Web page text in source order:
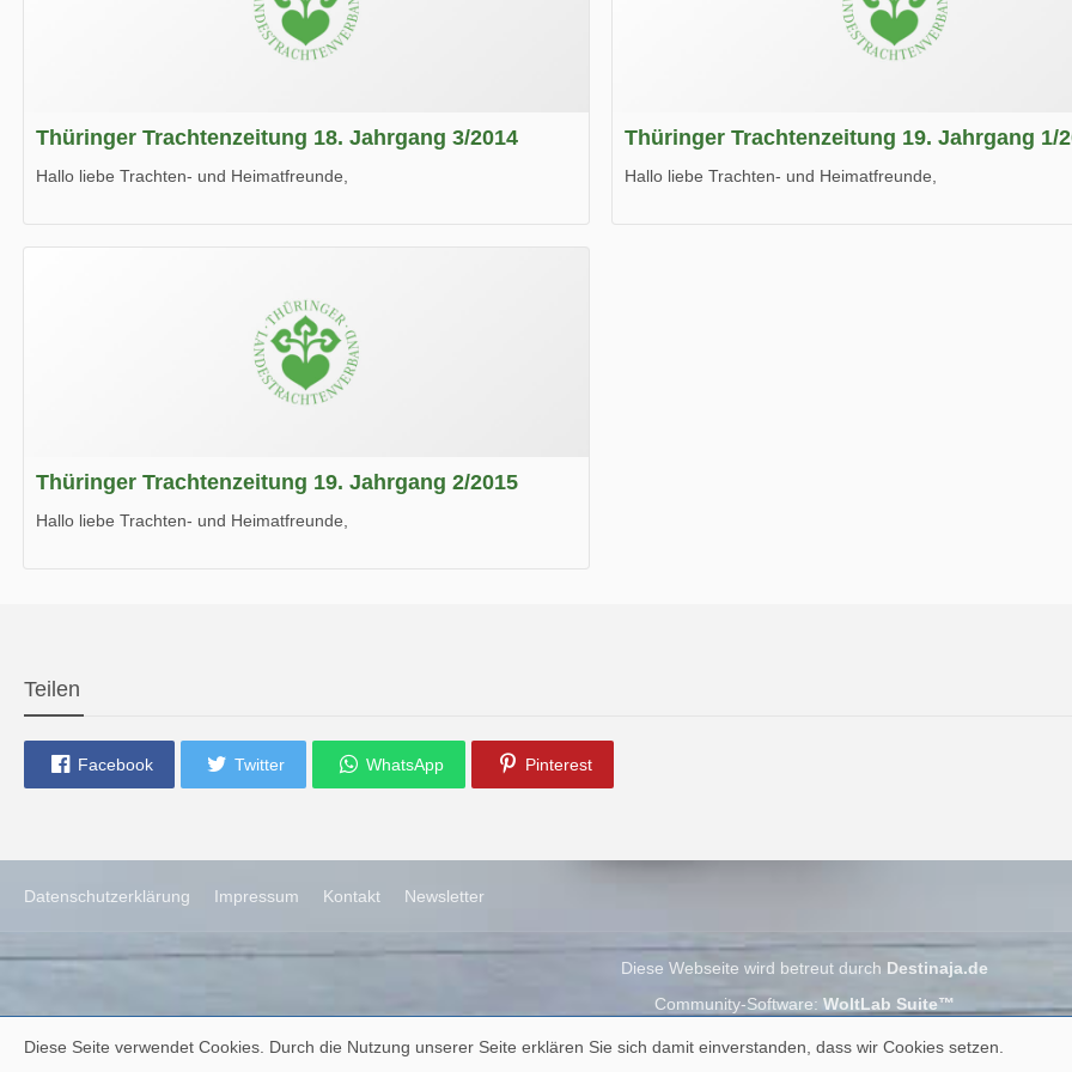
Thüringer Trachtenzeitung 18. Jahrgang 3/2014
Hallo liebe Trachten- und Heimatfreunde,
Wir wünschen Euch viel Spaß beim Lesen.
Thüringer Trachtenzeitung 19. Jahrgang 1/
Hallo liebe Trachten- und Heimatfreunde,
Thüringer Trachtenzeitung 19. Jahrgang 2/2015
Hallo liebe Trachten- und Heimatfreunde,
Teilen
Facebook Twitter WhatsApp Pinterest
Datenschutzerklärung Impressum Kontakt Newsletter
Diese Webseite wird betreut durch Destinaja.de
Community-Software: WoltLab Suite™
Diese Seite verwendet Cookies. Durch die Nutzung unserer Seite erklären Sie sich damit einverstanden, dass wir Cookies setzen.